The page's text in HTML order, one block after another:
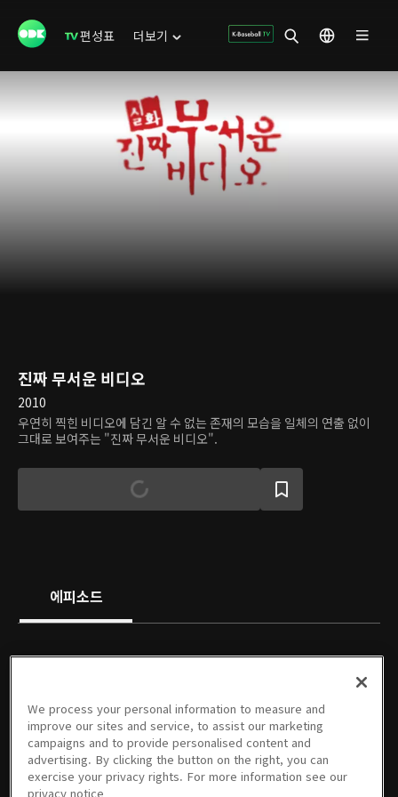
편성표 더보기
진짜 무서운 비디오
2010
우연히 찍힌 비디오에 담긴 알 수 없는 존재의 모습을 일체의 연출 없이
그대로 보여주는 "진짜 무서운 비디오".
에피소드
01회
07/24/2010 • 45분
02회
07/31/2010 • 45분
03회
08/07/2010 • 46분
04회
08/14/2010 • 45분
05회
08/21/2010 • 45분
We process your personal information to measure and
improve our sites and service, to assist our marketing
campaigns and to provide personalised content and
advertising. By clicking the button on the right, you can
exercise your privacy rights. For more information see our
privacy notice